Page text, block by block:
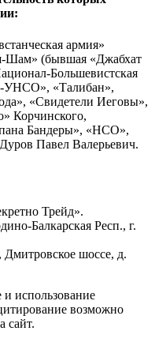
армия»
(бывшая «Джабхат
Большевистская
«Талибан»,
«Свидетели Иеговы»,
Корчинского,
Бандеры», «НСО»,
Павел Валерьевич.
Трейд».
Балкарская Респ., г.
шоссе, д.
использование
возможно
сайт.